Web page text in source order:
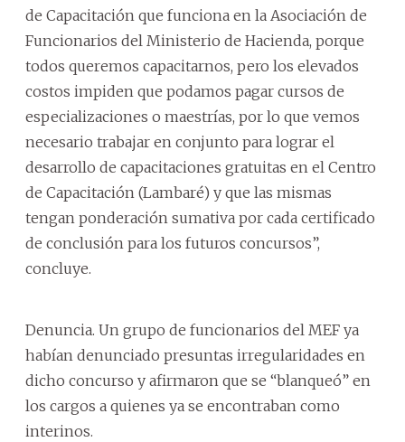
de Capacitación que funciona en la Asociación de
Funcionarios del Ministerio de Hacienda, porque
todos queremos capacitarnos, pero los elevados
costos impiden que podamos pagar cursos de
especializaciones o maestrías, por lo que vemos
necesario trabajar en conjunto para lograr el
desarrollo de capacitaciones gratuitas en el Centro
de Capacitación (Lambaré) y que las mismas
tengan ponderación sumativa por cada certificado
de conclusión para los futuros concursos”,
concluye.
Denuncia. Un grupo de funcionarios del MEF ya
habían denunciado presuntas irregularidades en
dicho concurso y afirmaron que se “blanqueó” en
los cargos a quienes ya se encontraban como
interinos.